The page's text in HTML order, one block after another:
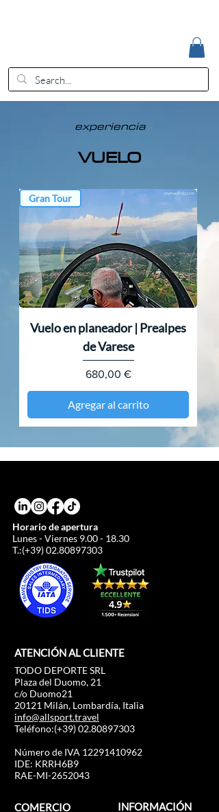
experiencia
VUELO
Gran Tour
Vuelo en planeador | Prealpes
de Varese
Precio
680,00 €
Agregar al carrito
Horario de apertura
Lunes - Viernes 9.00 - 18.30
T.:(+39)02.80897303
ATENCIÓN AL CLIENTE
TODO DEPORTE SRL
Plaza del Duomo, 21
c/o Duomo21
20121 Milán, Lombardía, Italia
info@allsport.travel
Teléfono:(+39)02.80897303
Número de IVA 12291410962
IDE: KRRH6B9
RAE-MI-2652043
COMERCIO INFORMACIÓN